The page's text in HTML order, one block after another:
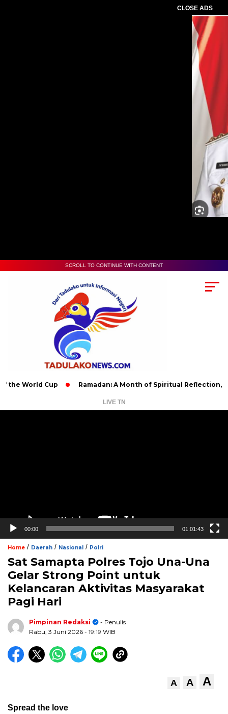
CLOSE ADS
SCROLL TO CONTINUE WITH CONTENT
Cup Ramadan: A Month of Spiritual Reflection,
LIVE TN
00:00 01:01:43
Home / Daerah / Nasional / Polri
Sat Samapta Polres Tojo Una-Una
Gelar Strong Point untuk
Kelancaran Aktivitas Masyarakat
Pagi Hari
Pimpinan Redaksi
- Penulis
Rabu, 3 Juni 2026 - 19:19 WIB
A A A
Spread the love